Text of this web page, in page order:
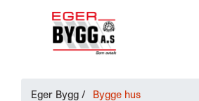
Eger Bygg / Bygge hus